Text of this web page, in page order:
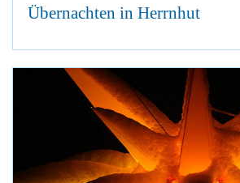
Übernachten in Herrnhut